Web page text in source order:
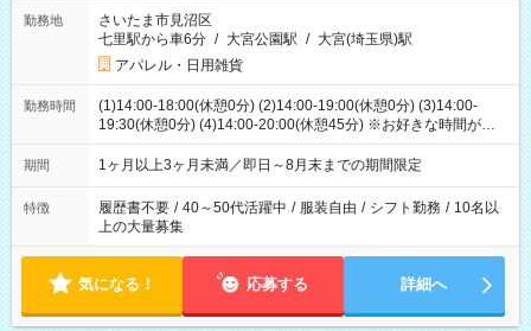
勤務地
さいたま市見沼区
七里駅から車6分 / 大宮公園駅 / 大宮(埼玉県)駅
アパレル・日用雑貨
勤務時間
(1)14:00-18:00(休憩0分) (2)14:00-19:00(休憩0分) (3)14:00-
19:30(休憩0分) (4)14:00-20:00(休憩45分) ※お好きな時間が選べ
ます
期間 1ヶ月以上3ヶ月未満／即日～8月末までの期間限定
特徴 履歴書不要 / 40～50代活躍中 / 服装自由 / シフト勤務 / 10名以
上の大量募集
気になる！ 応募する 詳細へ